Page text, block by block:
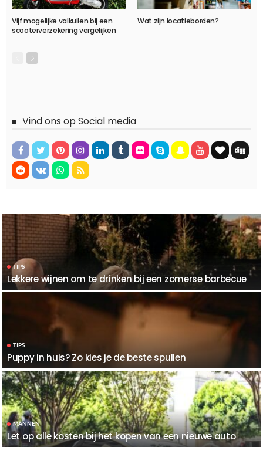
Vijf mogelijke valkuilen bij een
scooterverzekering vergelijken
Wat zijn locatieborden?
Vind ons op Social media
TIPS
Lekkere wijnen om te drinken bij een zomerse barbecue
TIPS
Puppy in huis? Zo kies je de beste spullen
MANNEN
Let op alle kosten bij het kopen van een nieuwe auto